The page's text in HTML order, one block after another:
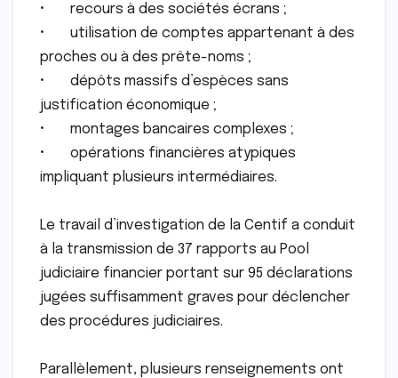
• recours à des sociétés écrans ;
• utilisation de comptes appartenant à des
proches ou à des prête-noms ;
• dépôts massifs d’espèces sans
justification économique ;
• montages bancaires complexes ;
• opérations financières atypiques
impliquant plusieurs intermédiaires.
Le travail d’investigation de la Centif a conduit
à la transmission de 37 rapports au Pool
judiciaire financier portant sur 95 déclarations
jugées suffisamment graves pour déclencher
des procédures judiciaires.
Parallèlement, plusieurs renseignements ont